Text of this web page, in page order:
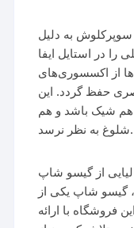
سوپرکلوش به دلیل
در استایل ایفا
از اکسسوری‌های
حفظ گردد. این
شیک باشد و هم
شلوغ به نظر نرسد.
از گیسو شاپ
گیسو شاپ یکی از
فروشگاه با ارائه